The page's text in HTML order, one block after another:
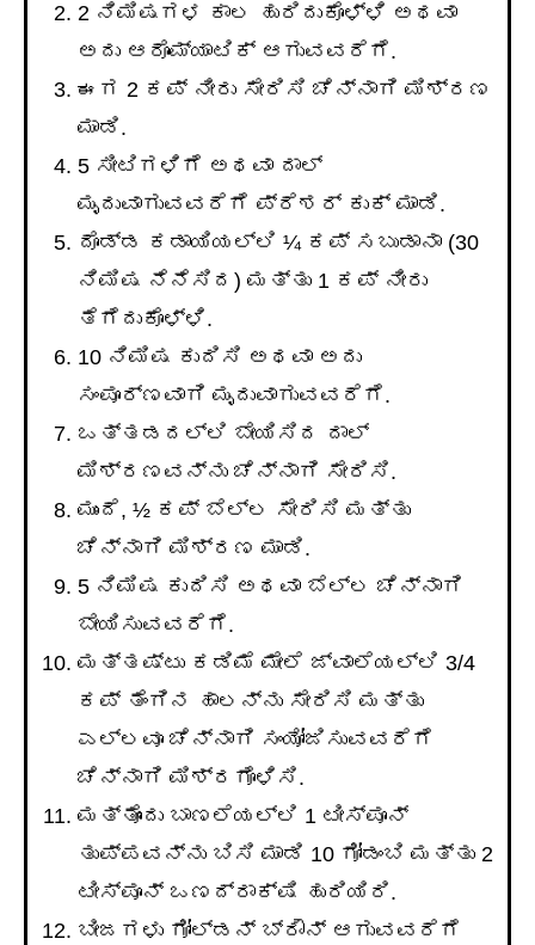
2 ನಿಮಿಷಗಳ ಕಾಲ ಹುರಿದುಕೊಳ್ಳಿ ಅಥವಾ
ಅದು ಆರೊಮ್ಯಾಟಿಕ್ ಆಗುವವರೆಗೆ.
ಈಗ 2 ಕಪ್ ನೀರು ಸೇರಿಸಿ ಚೆನ್ನಾಗಿ ಮಿಶ್ರಣ
ಮಾಡಿ.
5 ಸೀಟಿಗಳಿಗೆ ಅಥವಾ ದಾಲ್
ಮೃದುವಾಗುವವರೆಗೆ ಪ್ರೆಶರ್ ಕುಕ್ ಮಾಡಿ.
ದೊಡ್ಡ ಕಡಾಯಿಯಲ್ಲಿ ¼ ಕಪ್ ಸಬುಡಾನಾ (30
ನಿಮಿಷ ನೆನೆಸಿದ) ಮತ್ತು 1 ಕಪ್ ನೀರು
ತೆಗೆದುಕೊಳ್ಳಿ.
10 ನಿಮಿಷ ಕುದಿಸಿ ಅಥವಾ ಅದು
ಸಂಪೂರ್ಣವಾಗಿ ಮೃದುವಾಗುವವರೆಗೆ.
ಒತ್ತಡದಲ್ಲಿ ಬೇಯಿಸಿದ ದಾಲ್
ಮಿಶ್ರಣವನ್ನು ಚೆನ್ನಾಗಿ ಸೇರಿಸಿ.
ಮುಂದೆ, ½ ಕಪ್ ಬೆಲ್ಲ ಸೇರಿಸಿ ಮತ್ತು
ಚೆನ್ನಾಗಿ ಮಿಶ್ರಣ ಮಾಡಿ.
5 ನಿಮಿಷ ಕುದಿಸಿ ಅಥವಾ ಬೆಲ್ಲ ಚೆನ್ನಾಗಿ
ಬೇಯಿಸುವವರೆಗೆ.
ಮತ್ತಷ್ಟು ಕಡಿಮೆ ಮೇಲೆ ಜ್ವಾಲೆಯಲ್ಲಿ 3/4
ಕಪ್ ತೆಂಗಿನ ಹಾಲನ್ನು ಸೇರಿಸಿ ಮತ್ತು
ಎಲ್ಲವೂ ಚೆನ್ನಾಗಿ ಸಂಯೋಜಿಸುವವರೆಗೆ
ಚೆನ್ನಾಗಿ ಮಿಶ್ರಗೊಳಿಸಿ.
ಮತ್ತೊಂದು ಬಾಣಲೆಯಲ್ಲಿ 1 ಟೀಸ್ಪೂನ್
ತುಪ್ಪವನ್ನು ಬಿಸಿ ಮಾಡಿ 10 ಗೋಡಂಬಿ ಮತ್ತು 2
ಟೀಸ್ಪೂನ್ ಒಣದ್ರಾಕ್ಷಿ ಹುರಿಯಿರಿ.
ಬೀಜಗಳು ಗೋಲ್ಡನ್ ಬ್ರೌನ್ ಆಗುವವರೆಗೆ